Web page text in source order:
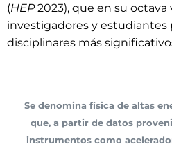
(HEP2023), que en su octava
investigadores y estudiantes
disciplinares más
Se denomina física de altas
que, a partir de datos
instrumentos como